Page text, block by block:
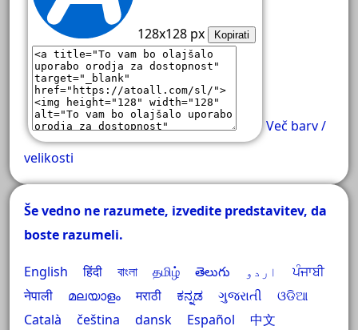
128x128 px Kopirati
Več barv /
velikosti
Še vedno ne razumete, izvedite predstavitev, da
boste razumeli.
English हिंदी বাংলা தமிழ் తెలుగు اردو
ਪੰਜਾਬੀ
नेपाली
മലയാളം मराठी ಕನ್ನಡ ગુજરાતી
ଓଡିଆ
Català
čeština dansk Español
中文